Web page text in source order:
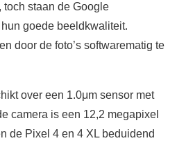
staan de Google
goede beeldkwaliteit.
door de foto’s softwarematig te
over een 1.0μm sensor met
camera is een 12,2 megapixel
de Pixel 4 en 4 XL beduidend